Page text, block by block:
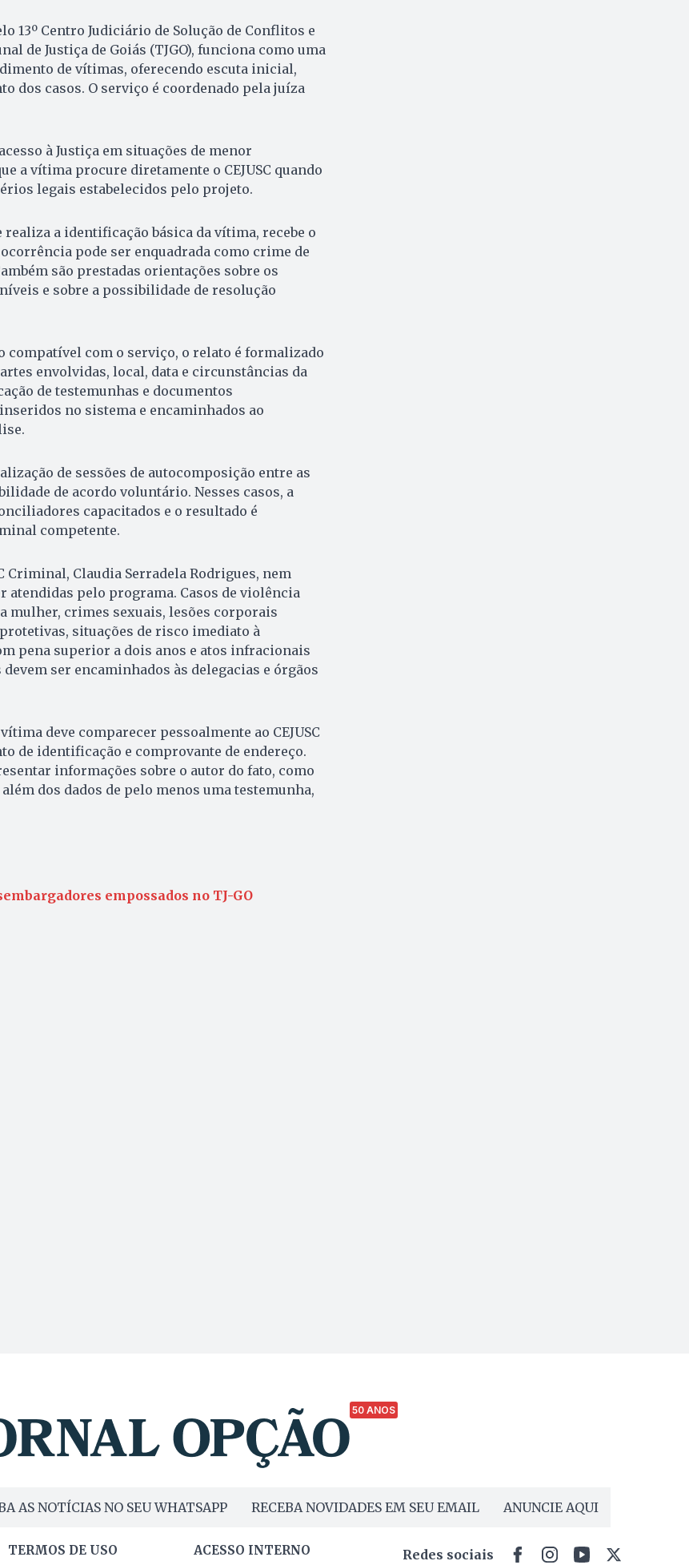
13º Centro Judiciário de Solução de Conflitos e
de Justiça de Goiás (TJGO), funciona como uma
de vítimas, oferecendo escuta inicial,
dos casos. O serviço é coordenado pela juíza
à Justiça em situações de menor
a vítima procure diretamente o CEJUSC quando
legais estabelecidos pelo projeto.
a identificação básica da vítima, recebe o
pode ser enquadrada como crime de
são prestadas orientações sobre os
e sobre a possibilidade de resolução
compatível com o serviço, o relato é formalizado
envolvidas, local, data e circunstâncias da
de testemunhas e documentos
no sistema e encaminhados ao
de sessões de autocomposição entre as
de acordo voluntário. Nesses casos, a
capacitados e o resultado é
competente.
Criminal, Claudia Serradela Rodrigues, nem
atendidas pelo programa. Casos de violência
mulher, crimes sexuais, lesões corporais
situações de risco imediato à
pena superior a dois anos e atos infracionais
ser encaminhados às delegacias e órgãos
deve comparecer pessoalmente ao CEJUSC
de identificação e comprovante de endereço.
informações sobre o autor do fato, como
dos dados de pelo menos uma testemunha,
empossados no TJ-GO
50 ANOS
AS NOTÍCIAS NO SEU WHATSAPP RECEBA NOVIDADES EM SEU EMAIL ANUNCIE AQUI
TERMOS DE USO ACESSO INTERNO Redes sociais